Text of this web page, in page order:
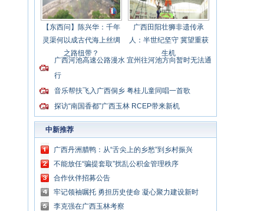
【东西问】陈兴华：千年
灵渠何以成古代海上丝绸
之路纽带？
广西田阳壮狮非遗传承
人：半世纪坚守 冀望重获
生机
广西河池高速公路漫水 宜州往河池方向暂时无法通
行
音乐帮扶飞入广西侗乡 粤桂儿童同唱一首歌
探访“南国香都”广西玉林 RCEP带来新机
中新推荐
广西丹洲腊鸭：从“舌尖上的乡愁”到乡村振兴
的“利器”
不能放任“骗提套取”扰乱公积金管理秩序
合作伙伴招募公告
牢记领袖嘱托 勇担历史使命 凝心聚力建设新时
代中国特色社会主义壮美广西
李克强在广西玉林考察